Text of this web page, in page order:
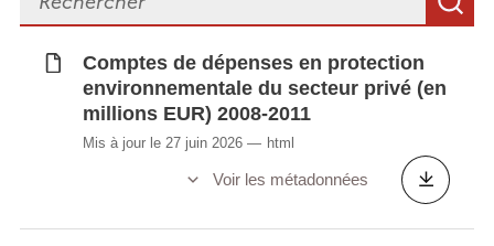
Dépenses nationales en protection
environnementale par objectif et types de
dépenses
Emploi culturel dans l'emploi total (en %)
Emploi dans l'économie sociale et solidaire
Emploi dans les industries du tourisme
catégorie en ETP
Comptes de dépenses en protection
environnementale du secteur privé (en
millions EUR) 2008-2011
Mis à jour le 27 juin 2026 html
Voir les métadonnées